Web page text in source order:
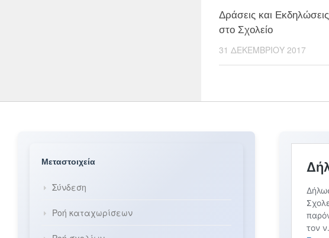
Δράσεις και Εκδηλώσεις
στο Σχολείο
31 ΔΕΚΕΜΒΡΊΟΥ 2017
Μεταστοιχεία
Σύνδεση
Ροή καταχωρίσεων